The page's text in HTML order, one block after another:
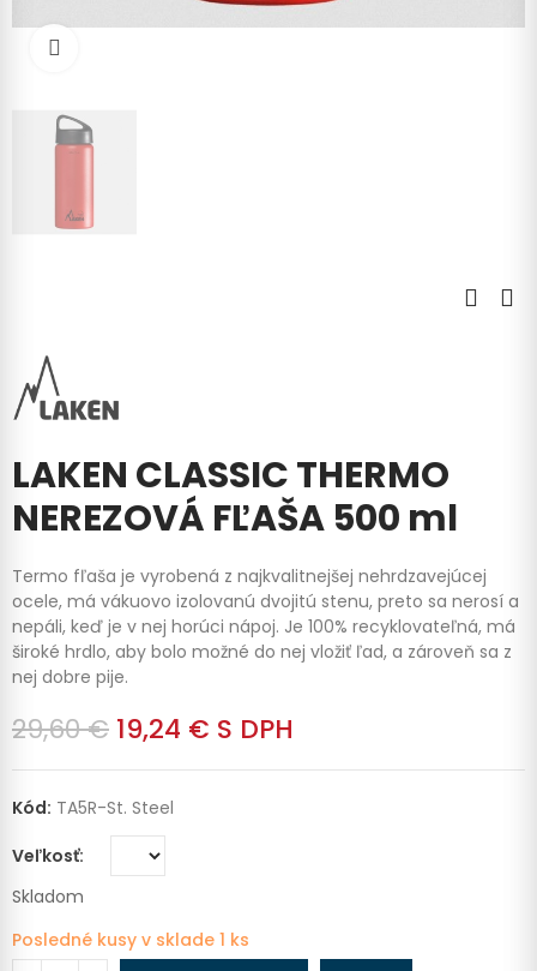
LAKEN CLASSIC THERMO
NEREZOVÁ FĽAŠA 500 ml
Termo fľaša je vyrobená z najkvalitnejšej nehrdzavejúcej
ocele, má vákuovo izolovanú dvojitú stenu, preto sa nerosí a
nepáli, keď je v nej horúci nápoj. Je 100% recyklovateľná, má
široké hrdlo, aby bolo možné do nej vložiť ľad, a zároveň sa z
nej dobre pije.
29,60 € 19,24 € S DPH
Kód: TA5R-St. Steel
Veľkosť
Skladom
Posledné kusy v sklade 1 ks